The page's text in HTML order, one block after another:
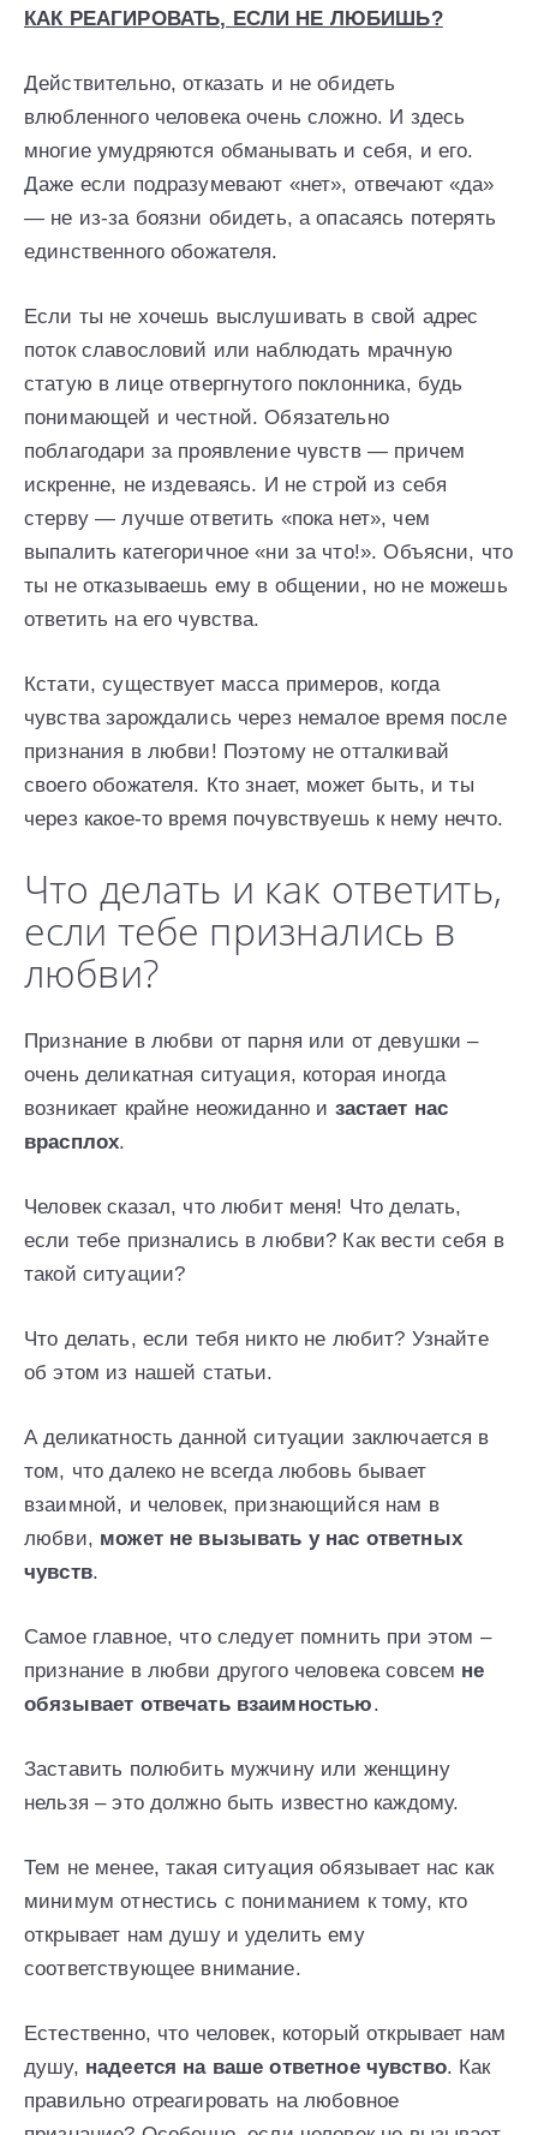
КАК РЕАГИРОВАТЬ, ЕСЛИ НЕ ЛЮБИШЬ?
Действительно, отказать и не обидеть
влюбленного человека очень сложно. И здесь
многие умудряются обманывать и себя, и его.
Даже если подразумевают «нет», отвечают «да»
— не из-за боязни обидеть, а опасаясь потерять
единственного обожателя.
Если ты не хочешь выслушивать в свой адрес
поток славословий или наблюдать мрачную
статую в лице отвергнутого поклонника, будь
понимающей и честной. Обязательно
поблагодари за проявление чувств — причем
искренне, не издеваясь. И не строй из себя
стерву — лучше ответить «пока нет», чем
выпалить категоричное «ни за что!». Объясни, что
ты не отказываешь ему в общении, но не можешь
ответить на его чувства.
Кстати, существует масса примеров, когда
чувства зарождались через немалое время после
признания в любви! Поэтому не отталкивай
своего обожателя. Кто знает, может быть, и ты
через какое-то время почувствуешь к нему нечто.
Что делать и как ответить,
если тебе признались в
любви?
Признание в любви от парня или от девушки –
очень деликатная ситуация, которая иногда
возникает крайне неожиданно и застает нас
врасплох.
Человек сказал, что любит меня! Что делать,
если тебе признались в любви? Как вести себя в
такой ситуации?
Что делать, если тебя никто не любит? Узнайте
об этом из нашей статьи.
А деликатность данной ситуации заключается в
том, что далеко не всегда любовь бывает
взаимной, и человек, признающийся нам в
любви, может не вызывать у нас ответных
чувств.
Самое главное, что следует помнить при этом –
признание в любви другого человека совсем не
обязывает отвечать взаимностью.
Заставить полюбить мужчину или женщину
нельзя – это должно быть известно каждому.
Тем не менее, такая ситуация обязывает нас как
минимум отнестись с пониманием к тому, кто
открывает нам душу и уделить ему
соответствующее внимание.
Естественно, что человек, который открывает нам
душу, надеется на ваше ответное чувство. Как
правильно отреагировать на любовное